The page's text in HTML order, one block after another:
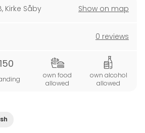
, Kirke Såby Show on map
0 reviews
150
own food
allowed
own alcohol
allowed